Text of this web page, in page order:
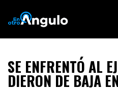
SE ENFRENTÓ AL
DIERON DE BAJA